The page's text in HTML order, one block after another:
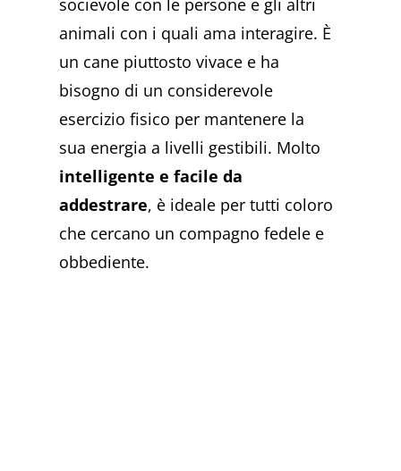
socievole con le persone e gli altri
animali con i quali ama interagire. È
un cane piuttosto vivace e ha
bisogno di un considerevole
esercizio fisico per mantenere la
sua energia a livelli gestibili. Molto
intelligente e facile da
addestrare, è ideale per tutti coloro
che cercano un compagno fedele e
obbediente.